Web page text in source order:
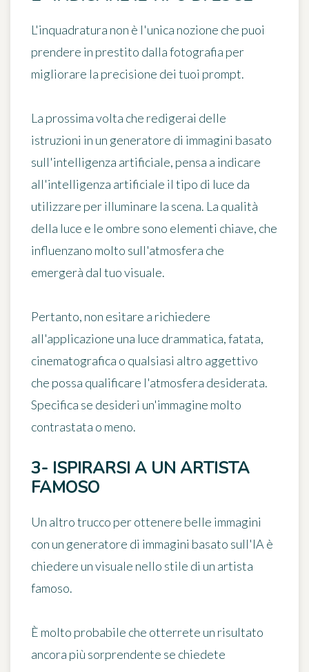
L'inquadratura non è l'unica nozione che puoi
prendere in prestito dalla fotografia per
migliorare la precisione dei tuoi prompt.
La prossima volta che redigerai delle
istruzioni in un generatore di immagini basato
sull'intelligenza artificiale, pensa a indicare
all'intelligenza artificiale il tipo di luce da
utilizzare per illuminare la scena. La qualità
della luce e le ombre sono elementi chiave, che
influenzano molto sull'atmosfera che
emergerà dal tuo visuale.
Pertanto, non esitare a richiedere
all'applicazione una luce drammatica, fatata,
cinematografica o qualsiasi altro aggettivo
che possa qualificare l'atmosfera desiderata.
Specifica se desideri un'immagine molto
contrastata o meno.
3- ISPIRARSI A UN ARTISTA
FAMOSO
Un altrotrucco per ottenere belle immagini
con un generatore di immagini basato sull'IA è
chiedere un visuale nello stile di un artista
famoso.
È molto probabile che otterrete un risultato
ancora più sorprendente se chiedete